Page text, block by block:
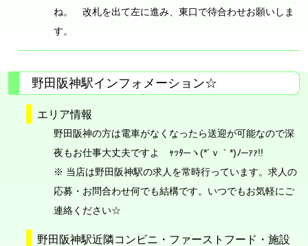
ね。 改札を出て左に進み、東口で待合わせお願いしま
す。
野田阪神駅インフォメーション☆
エリア情報
野田阪神の方は電車がなくなったら送迎が可能なので深
夜もお仕事大丈夫ですよ ｬｯﾀ─ヽ(*´ｖ｀*)ﾉ─ｧｧ!!
※ 当店は野田阪神駅の求人を常時行っています。求人の
応募・お問合わせ何でも結構です。いつでもお気軽にご
連絡ください☆
野田阪神駅近隣コンビニ・ファーストフード・施設